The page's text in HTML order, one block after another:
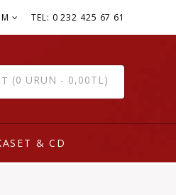
TEL: 0 232 425 67 61
(0 ÜRÜN - 0,00TL)
& CD